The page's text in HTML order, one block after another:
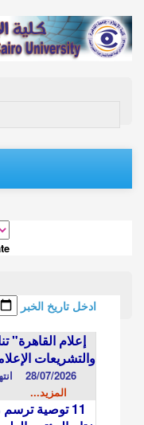
ادخل تاريخ الخبر
إعلام القاهرة"
والتشريعات
28/07/2026
المزيد...
11 توصية